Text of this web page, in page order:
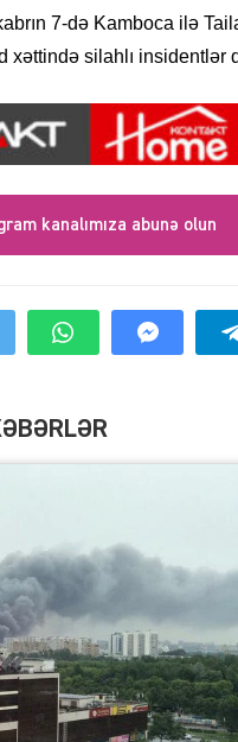
7-də Kamboca ilə
xəttində silahlı insidentlər
kanalımıza abunə olun